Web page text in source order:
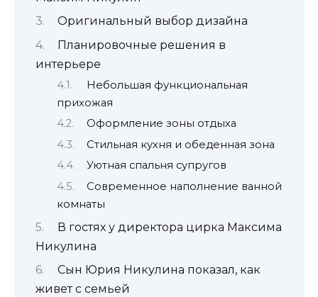
Оригинальный выбор дизайна
Планировочные решения в
интерьере
Небольшая функциональная
прихожая
Оформление зоны отдыха
Стильная кухня и обеденная зона
Уютная спальня супругов
Современное наполнение ванной
комнаты
В гостях у директора цирка Максима
Никулина
Сын Юрия Никулина показал, как
живет с семьей